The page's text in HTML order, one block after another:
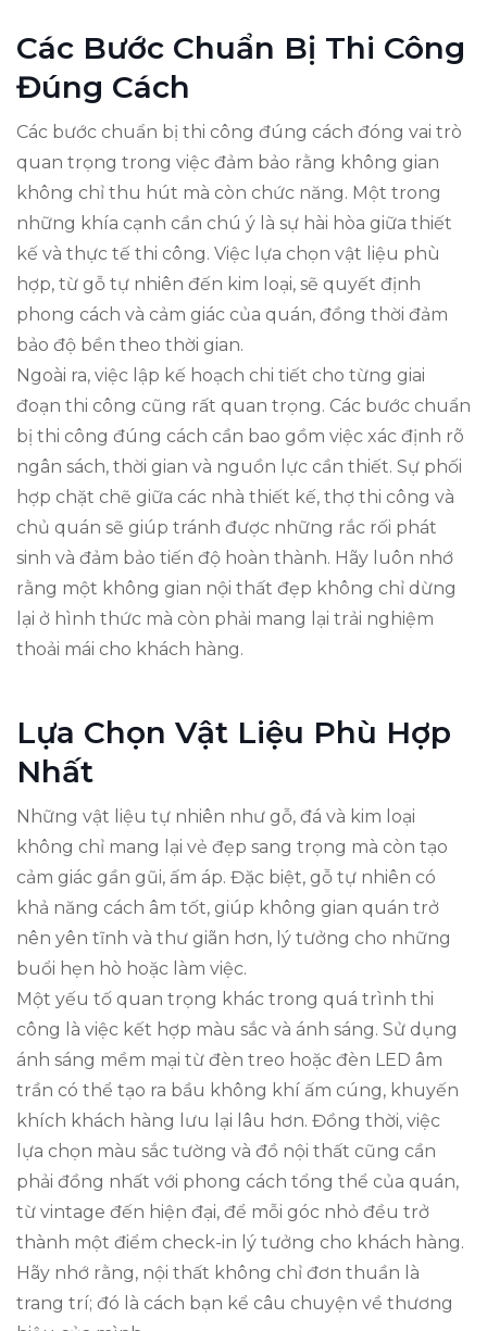
Các Bước Chuẩn Bị Thi Công
Đúng Cách
Các bước chuẩn bị thi công đúng cách đóng vai trò
quan trọng trong việc đảm bảo rằng không gian
không chỉ thu hút mà còn chức năng. Một trong
những khía cạnh cần chú ý là sự hài hòa giữa thiết
kế và thực tế thi công. Việc lựa chọn vật liệu phù
hợp, từ gỗ tự nhiên đến kim loại, sẽ quyết định
phong cách và cảm giác của quán, đồng thời đảm
bảo độ bền theo thời gian.
Ngoài ra, việc lập kế hoạch chi tiết cho từng giai
đoạn thi công cũng rất quan trọng. Các bước chuẩn
bị thi công đúng cách cần bao gồm việc xác định rõ
ngân sách, thời gian và nguồn lực cần thiết. Sự phối
hợp chặt chẽ giữa các nhà thiết kế, thợ thi công và
chủ quán sẽ giúp tránh được những rắc rối phát
sinh và đảm bảo tiến độ hoàn thành. Hãy luôn nhớ
rằng một không gian nội thất đẹp không chỉ dừng
lại ở hình thức mà còn phải mang lại trải nghiệm
thoải mái cho khách hàng.
Lựa Chọn Vật Liệu Phù Hợp
Nhất
Những vật liệu tự nhiên như gỗ, đá và kim loại
không chỉ mang lại vẻ đẹp sang trọng mà còn tạo
cảm giác gần gũi, ấm áp. Đặc biệt, gỗ tự nhiên có
khả năng cách âm tốt, giúp không gian quán trở
nên yên tĩnh và thư giãn hơn, lý tưởng cho những
buổi hẹn hò hoặc làm việc.
Một yếu tố quan trọng khác trong quá trình thi
công là việc kết hợp màu sắc và ánh sáng. Sử dụng
ánh sáng mềm mại từ đèn treo hoặc đèn LED âm
trần có thể tạo ra bầu không khí ấm cúng, khuyến
khích khách hàng lưu lại lâu hơn. Đồng thời, việc
lựa chọn màu sắc tường và đồ nội thất cũng cần
phải đồng nhất với phong cách tổng thể của quán,
từ vintage đến hiện đại, để mỗi góc nhỏ đều trở
thành một điểm check-in lý tưởng cho khách hàng.
Hãy nhớ rằng, nội thất không chỉ đơn thuần là
trang trí; đó là cách bạn kể câu chuyện về thương